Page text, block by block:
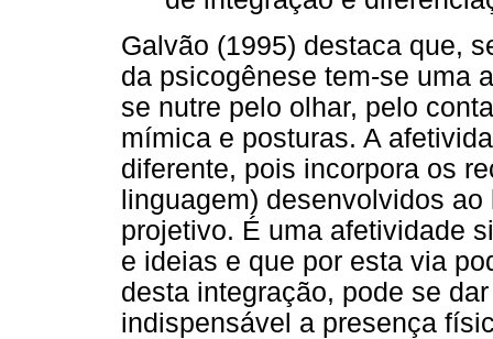
Galvão (1995) destaca que,
da psicogênese tem-se uma
se nutre pelo olhar, pelo
mímica e posturas. A
diferente, pois incorpora os
linguagem) desenvolvidos
projetivo. É uma afetividade
e ideias e que por esta via
desta integração, pode se
indispensável a presença